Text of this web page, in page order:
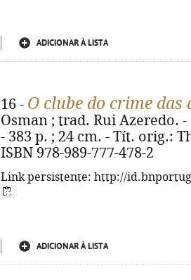
ADICIONAR À LISTA
16 - O clube do crime das
Osman ; trad. Rui Azeredo. -
- 383 p. ; 24 cm. - Tít. orig.:
ISBN 978-989-777-478-2
Link persistente: http://
ADICIONAR À LISTA